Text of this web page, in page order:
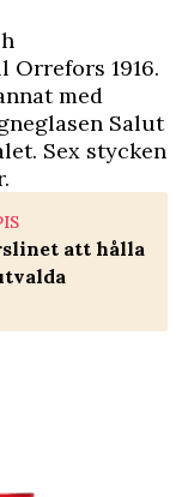
1916.
med
Salut
Sex stycken
att hålla